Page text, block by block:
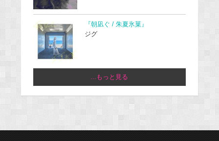
『朝凪ぐ / 朱夏氷菓』
ジグ
...もっと見る